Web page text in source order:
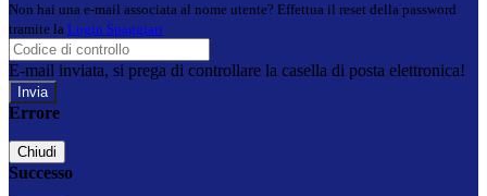
Non hai una e-mail associata al nome utente? Effettua il reset della password
tramite la Login Spaggiari
E-mail inviata, si prega di controllare la casella di posta elettronica!
Errore
Chiudi
Successo